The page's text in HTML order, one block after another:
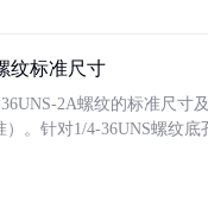
纹标准尺寸
2A螺纹的标准尺寸
）。针对1/4-36UNS螺纹